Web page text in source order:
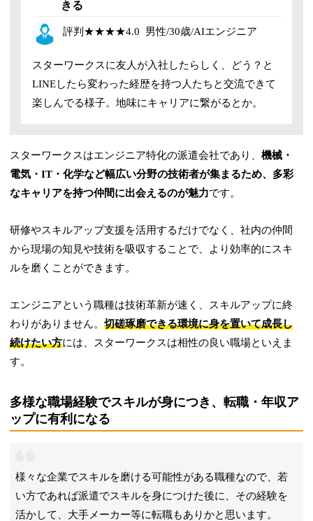
きる
評判 ★★★★4.0 男性/30歳/AIエンジニア
スターワークスに友人が入社したらしく、どう？と
LINEしたら変わった経歴を持つ人たちと交流できて
楽しんでる様子。地味にキャリアに繋がるとか。
スターワークスはエンジニア特化の派遣会社であり、機械・
電気・IT・化学など幅広い分野の技術者が集まるため、多彩
なキャリアを持つ仲間に出会えるのが魅力です。
研修やスキルアップ支援を活用するだけでなく、社内の仲間
から現場の知見や技術を吸収することで、より効率的にスキ
ルを磨くことができます。
エンジニアという職種は技術革新が速く、スキルアップに終
わりがありません。切磋琢磨できる環境に身を置いて成長し
続けたい方には、スターワークスは相性の良い職場といえま
す。
多様な職場経験でスキルが身につき、転職・年収ア
ップに有利になる
様々な企業でスキルを磨ける可能性がある職種なので、若
い方であれば派遣でスキルを身につけた後に、その経験を
活かして、大手メーカー等に転職もありかと思います。